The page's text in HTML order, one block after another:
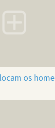
os